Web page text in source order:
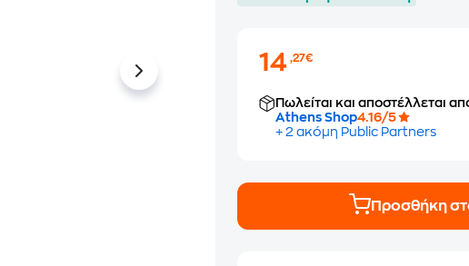
14,27€
Πωλείται και αποστέλλεται
Athens Shop4.16/5
+ 2 ακόμη Public Partners
Προσθήκη